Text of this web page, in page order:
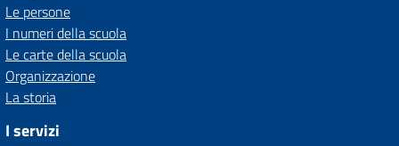
Le persone
I numeri della scuola
Le carte della scuola
Organizzazione
La storia
I servizi